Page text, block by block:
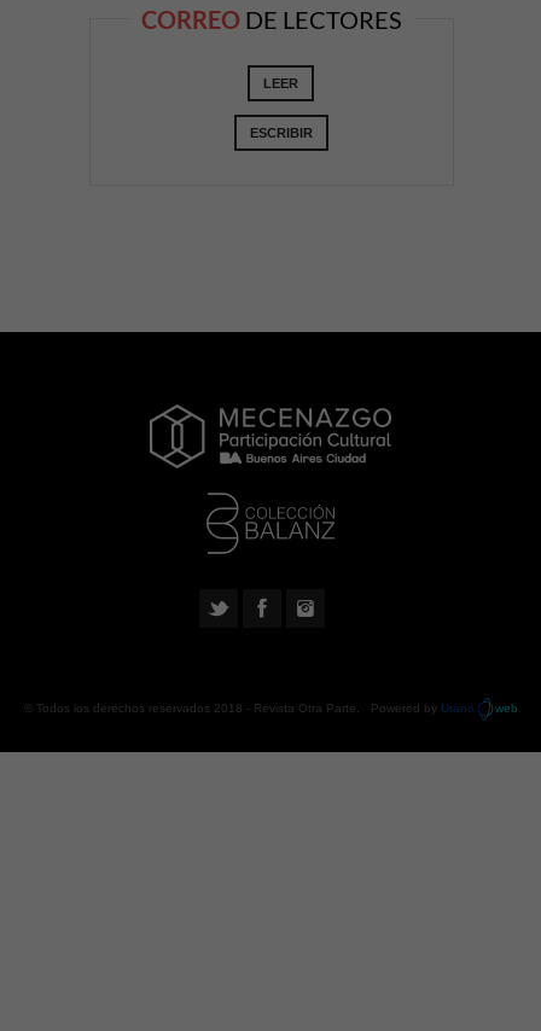
CORREO DE LECTORES
LEER
ESCRIBIR
© Todos los derechos reservados 2018 - Revista Otra Parte . Powered by Urano web